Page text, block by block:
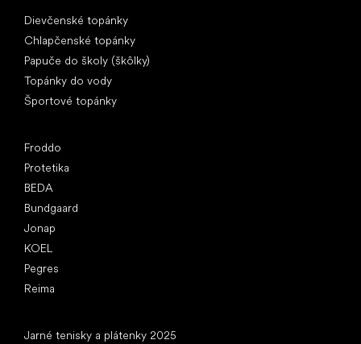
Dievčenské topánky
Chlapčenské topánky
Papuče do školy (škôlky)
Topánky do vody
Športové topánky
Froddo
Protetika
BEDA
Bundgaard
Jonap
KOEL
Pegres
Reima
Jarné tenisky a plátenky 2025